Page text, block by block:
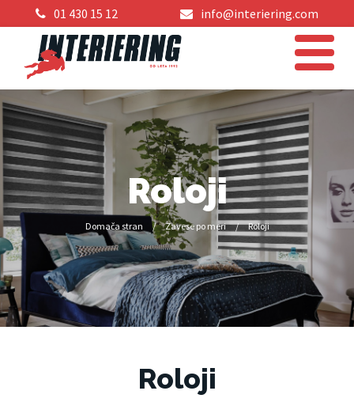
01 430 15 12 info@interiering.com
Roloji
Domača stran / Zavese po meri / Roloji
Roloji